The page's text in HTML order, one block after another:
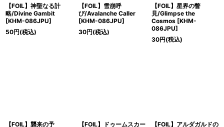
【FOIL】神聖なる計
略/Divine Gambit
[KHM-086JPU]
50円(税込)
【FOIL】雪崩呼
び/Avalanche Caller
[KHM-086JPU]
30円(税込)
【FOIL】星界の瞥
見/Glimpse the
Cosmos [KHM-
086JPU]
30円(税込)
【FOIL】襲来の予
【FOIL】ドゥームスカー
【FOIL】アルダガルドの